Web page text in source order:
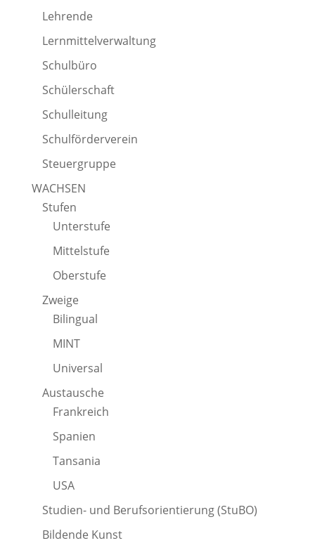
Lehrende
Lernmittelverwaltung
Schulbüro
Schülerschaft
Schulleitung
Schulförderverein
Steuergruppe
WACHSEN
Stufen
Unterstufe
Mittelstufe
Oberstufe
Zweige
Bilingual
MINT
Universal
Austausche
Frankreich
Spanien
Tansania
USA
Studien- und Berufsorientierung (StuBO)
Bildende Kunst